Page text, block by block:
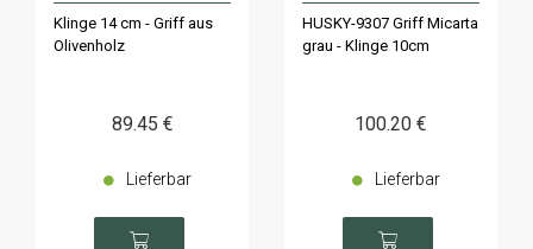
Klinge 14 cm - Griff aus
Olivenholz
89.45 €
Lieferbar
HUSKY-9307 Griff Micarta
grau - Klinge 10cm
100.20 €
Lieferbar